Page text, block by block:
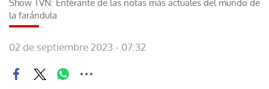
Show TVN: Entérante de las notas más actuales del mundo de
la farándula
02 de septiembre 2023 - 07:32